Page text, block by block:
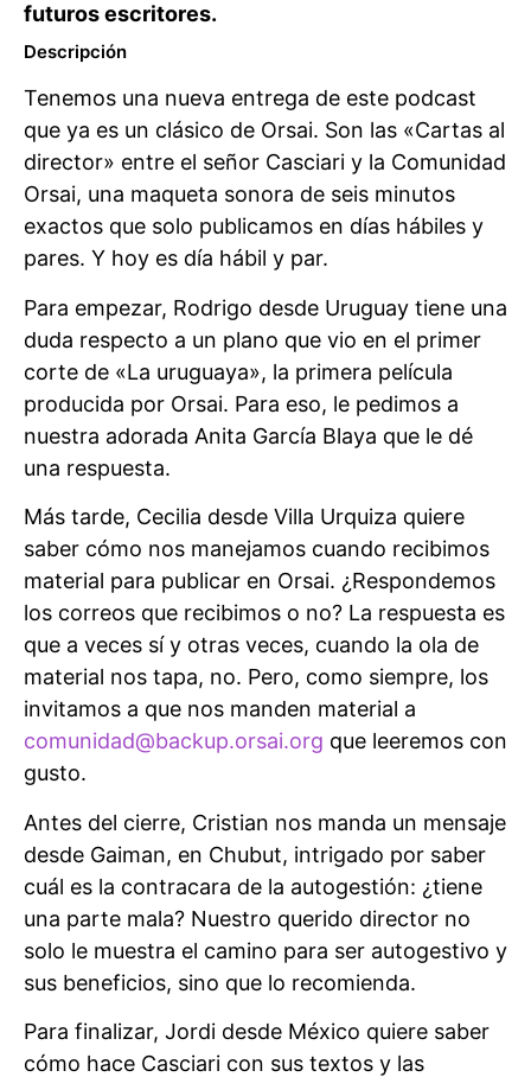
futuros escritores.
Descripción
Tenemos una nueva entrega de este podcast
que ya es un clásico de Orsai. Son las «Cartas al
director» entre el señor Casciari y la Comunidad
Orsai, una maqueta sonora de seis minutos
exactos que solo publicamos en días hábiles y
pares. Y hoy es día hábil y par.
Para empezar, Rodrigo desde Uruguay tiene una
duda respecto a un plano que vio en el primer
corte de «La uruguaya», la primera película
producida por Orsai. Para eso, le pedimos a
nuestra adorada Anita García Blaya que le dé
una respuesta.
Más tarde, Cecilia desde Villa Urquiza quiere
saber cómo nos manejamos cuando recibimos
material para publicar en Orsai. ¿Respondemos
los correos que recibimos o no? La respuesta es
que a veces sí y otras veces, cuando la ola de
material nos tapa, no. Pero, como siempre, los
invitamos a que nos manden material a
comunidad@backup.orsai.org que leeremos con
gusto.
Antes del cierre, Cristian nos manda un mensaje
desde Gaiman, en Chubut, intrigado por saber
cuál es la contracara de la autogestión: ¿tiene
una parte mala? Nuestro querido director no
solo le muestra el camino para ser autogestivo y
sus beneficios, sino que lo recomienda.
Para finalizar, Jordi desde México quiere saber
cómo hace Casciari con sus textos y las